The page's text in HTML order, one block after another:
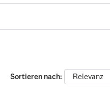
Sortieren nach